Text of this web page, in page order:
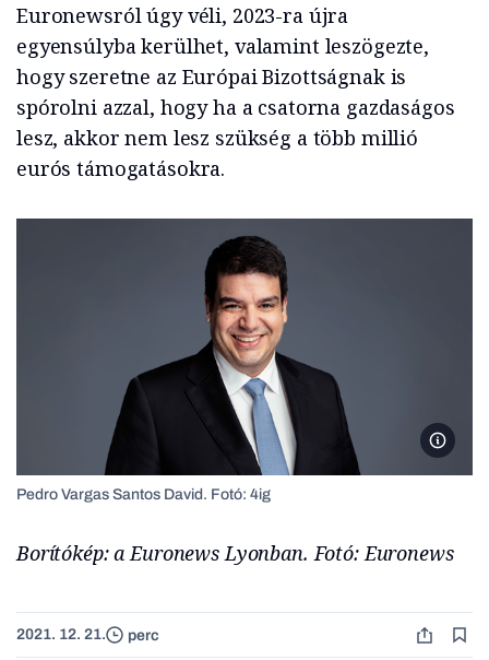
Euronewsról úgy véli, 2023-ra újra
egyensúlyba kerülhet, valamint leszögezte,
hogy szeretne az Európai Bizottságnak is
spórolni azzal, hogy ha a csatorna gazdaságos
lesz, akkor nem lesz szükség a több millió
eurós támogatásokra.
Pedro Vargas Santos David. Fotó: 4ig
Borítókép: a Euronews Lyonban. Fotó: Euronews
2021. 12. 21. perc